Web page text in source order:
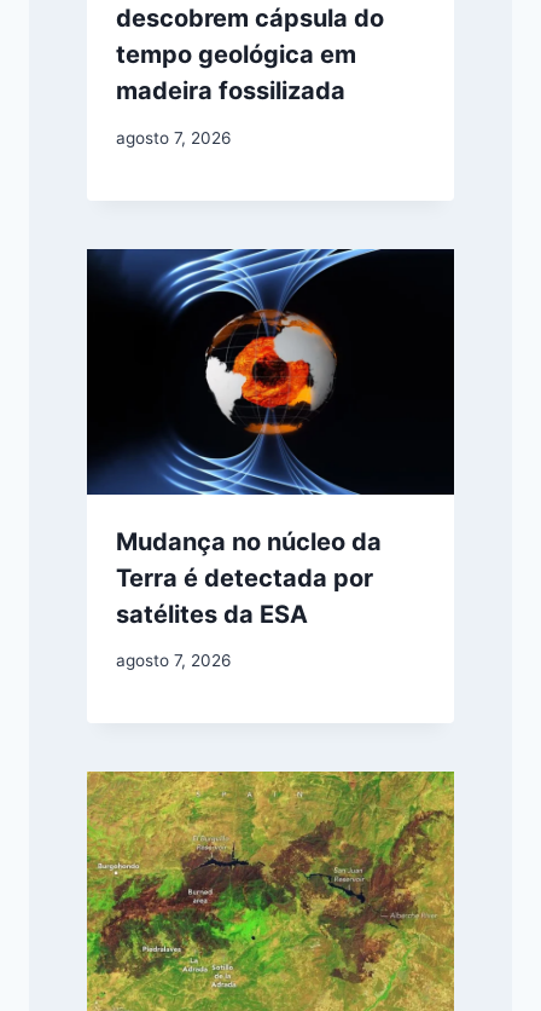
descobrem cápsula do
tempo geológica em
madeira fossilizada
agosto 7, 2026
Mudança no núcleo da
Terra é detectada por
satélites da ESA
agosto 7, 2026